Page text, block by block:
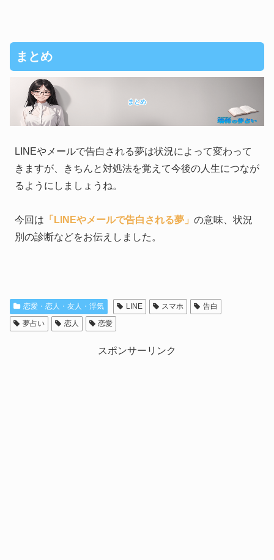
まとめ
まとめ
LINEやメールで告白される夢は状況によって変わって
きますが、きちんと対処法を覚えて今後の人生につなが
るようにしましょうね。
今回は 「LINEやメールで告白される夢」 の意味、状況
別の診断などをお伝えしました。
恋愛・恋人・友人・浮気 LINE スマホ
告白
夢占い
恋人 恋愛
スポンサーリンク